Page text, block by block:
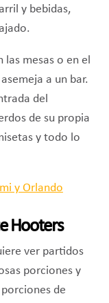
y bebidas,
mesas o en el
a un bar.
del
de su propia
y todo lo
Hooters
ver partidos
porciones y
de